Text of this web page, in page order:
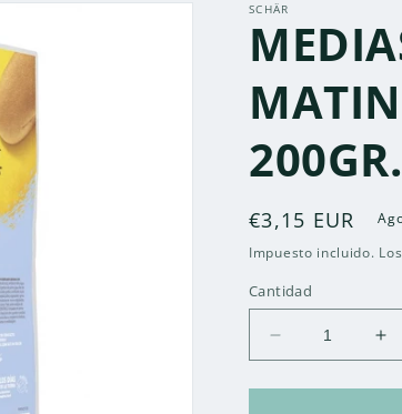
SCHÄR
200GR.
Precio
habitual
€3,15 EUR
Impuesto incluido.
Cantidad
Reducir
cantidad
para